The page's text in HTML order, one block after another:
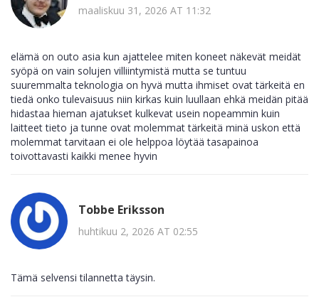
maaliskuu 31, 2026 AT 11:32
elämä on outo asia kun ajattelee miten koneet näkevät meidät
syöpä on vain solujen villiintymistä mutta se tuntuu
suuremmalta teknologia on hyvä mutta ihmiset ovat tärkeitä en
tiedä onko tulevaisuus niin kirkas kuin luullaan ehkä meidän pitää
hidastaa hieman ajatukset kulkevat usein nopeammin kuin
laitteet tieto ja tunne ovat molemmat tärkeitä minä uskon että
molemmat tarvitaan ei ole helppoa löytää tasapainoa
toivottavasti kaikki menee hyvin
Tobbe Eriksson
huhtikuu 2, 2026 AT 02:55
Tämä selvensi tilannetta täysin.